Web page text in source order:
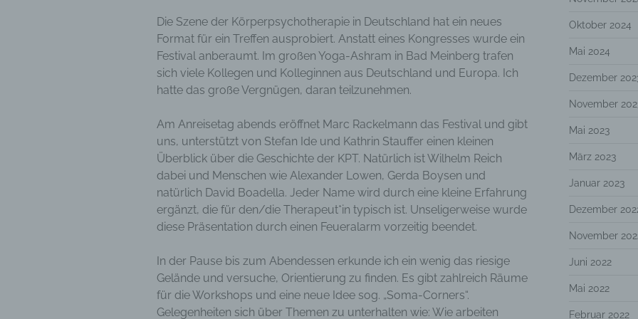
Die Szene der Körperpsychotherapie in Deutschland hat ein neues
Format für ein Treffen ausprobiert. Anstatt eines Kongresses wurde ein
Festival anberaumt. Im großen Yoga-Ashram in Bad Meinberg trafen
sich viele Kollegen und Kolleginnen aus Deutschland und Europa. Ich
hatte das große Vergnügen, daran teilzunehmen.
Am Anreisetag abends eröffnet Marc Rackelmann das Festival und gibt
uns, unterstützt von Stefan Ide und Kathrin Stauffer einen kleinen
Überblick über die Geschichte der KPT. Natürlich ist Wilhelm Reich
dabei und Menschen wie Alexander Lowen, Gerda Boysen und
natürlich David Boadella. Jeder Name wird durch eine kleine Erfahrung
ergänzt, die für den/die Therapeut*in typisch ist. Unseligerweise wurde
diese Präsentation durch einen Feueralarm vorzeitig beendet.
In der Pause bis zum Abendessen erkunde ich ein wenig das riesige
Gelände und versuche, Orientierung zu finden. Es gibt zahlreich Räume
für die Workshops und eine neue Idee sog. „Soma-Corners“.
Gelegenheiten sich über Themen zu unterhalten wie: Wie arbeiten
Oktober 2024
Mai 2024
Dezember
November
Mai 2023
März 2023
Januar 2023
Dezember
November
Juni 2022
Mai 2022
Februar 2022